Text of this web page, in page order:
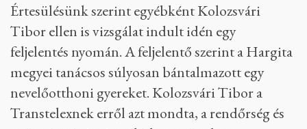
Értesülésünk szerint egyébként Kolozsvári
Tibor ellen is vizsgálat indult idén egy
feljelentés nyomán. A feljelentő szerint a Hargita
megyei tanácsos súlyosan bántalmazott egy
nevelőotthoni gyereket. Kolozsvári Tibor a
Transtelexnek erről azt mondta, a rendőrség és